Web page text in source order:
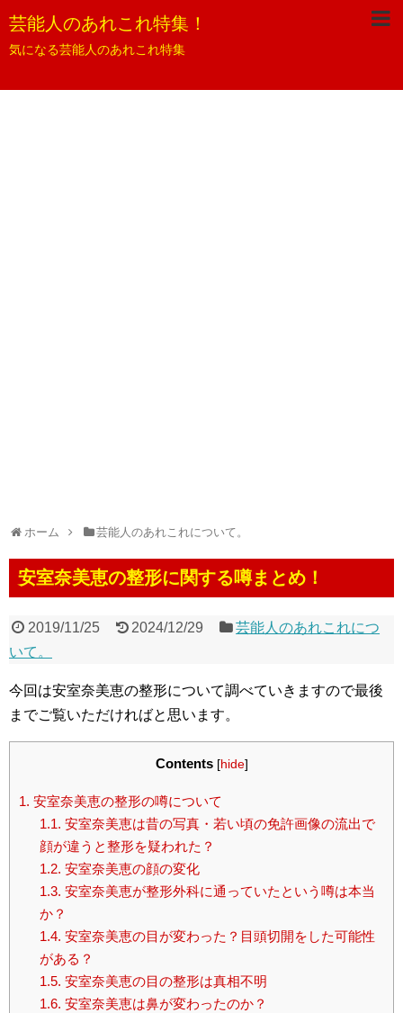
芸能人のあれこれ特集！
気になる芸能人のあれこれ特集
ホーム 芸能人のあれこれについて。
安室奈美恵の整形に関する噂まとめ！
2019/11/25 2024/12/29
芸能人のあれこれにつ
いて。
今回は安室奈美恵の整形について調べていきますので最後
までご覧いただければと思います。
Contents [hide]
1. 安室奈美恵の整形の噂について
1.1. 安室奈美恵は昔の写真・若い頃の免許画像の流出で
顔が違うと整形を疑われた？
1.2. 安室奈美恵の顔の変化
1.3. 安室奈美恵が整形外科に通っていたという噂は本当
か？
1.4. 安室奈美恵の目が変わった？目頭切開をした可能性
がある？
1.5. 安室奈美恵の目の整形は真相不明
1.6. 安室奈美恵は鼻が変わったのか？